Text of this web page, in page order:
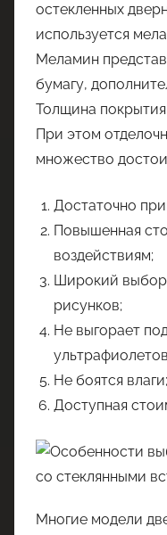
остекленных
используется
Меламин
бумагу,
Толщина покрытия
При этом
множество
Достаточно
Повышенная
воздействиям;
Широкий выбор
рисунков;
Не выгорает
Не боятся влаги;
Доступная
Многие модели